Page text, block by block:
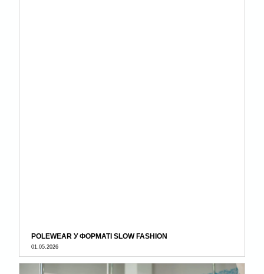
POLEWEAR У ФОРМАТІ SLOW FASHION
01.05.2026